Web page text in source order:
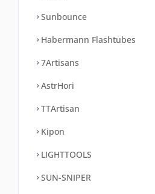
Sunbounce
Habermann Flashtubes
7Artisans
AstrHori
TTArtisan
Kipon
LIGHTTOOLS
SUN-SNIPER